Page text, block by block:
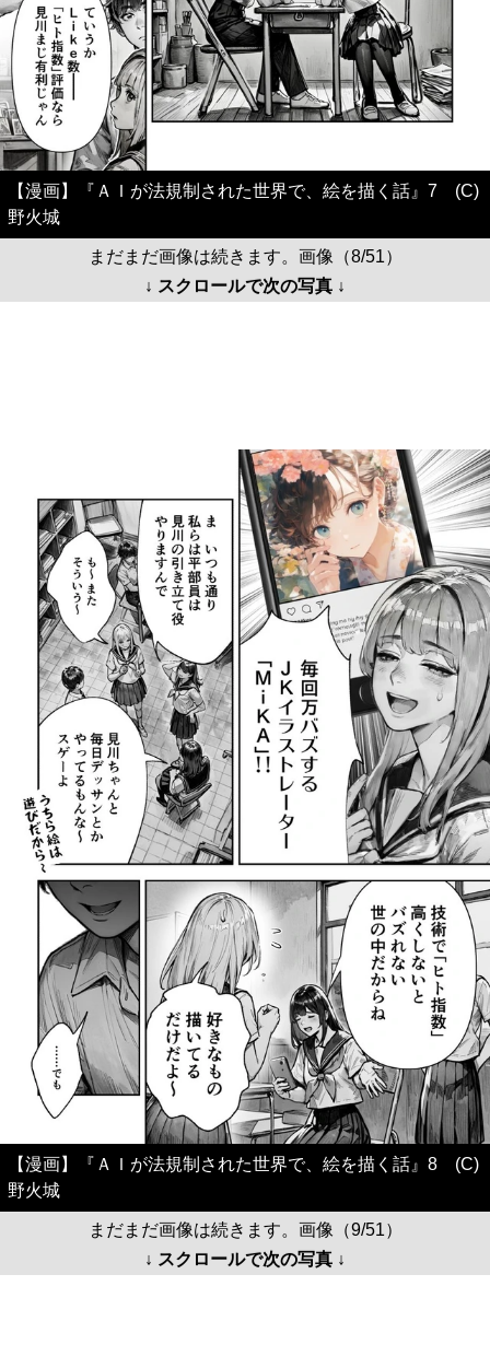
【漫画】『ＡＩが法規制された世界で、絵を描く話』7 (C)
野火城
まだまだ画像は続きます。画像（8/51）
↓ スクロールで次の写真 ↓
【漫画】『ＡＩが法規制された世界で、絵を描く話』8 (C)
野火城
まだまだ画像は続きます。画像（9/51）
↓ スクロールで次の写真 ↓